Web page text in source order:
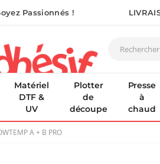
Passionnés !
Matériel
DTF &
UV
Plotter
de
découpe
Presse
à
chaud
A + B PRO